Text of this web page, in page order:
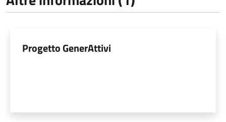
Progetto GenerAttivi